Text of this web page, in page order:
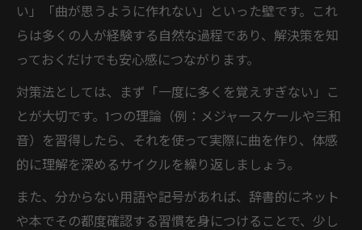
い」「曲が思うように作れない」といった壁です。これ
らは多くの人が経験する自然な過程であり、解決策を知
っておくだけでも安心感につながります。
対策法としては、まず「一度に多くを覚えすぎない」こ
とが大切です。1つの理論（例：メジャースケールや三和
音）を習得したら、それを使って実際に曲を作り、体感
的に理解を深めるサイクルを繰り返しましょう。
また、分からない用語や記号があれば、辞書的にネット
や本でその都度確認する習慣を身につけることで、少し